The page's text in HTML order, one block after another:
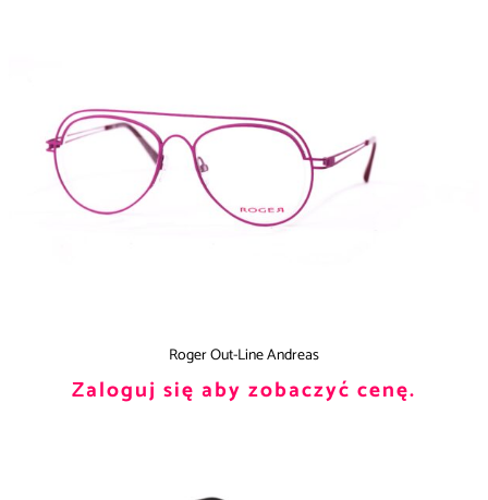
Roger Out-Line Andreas
Zaloguj się aby zobaczyć cenę.